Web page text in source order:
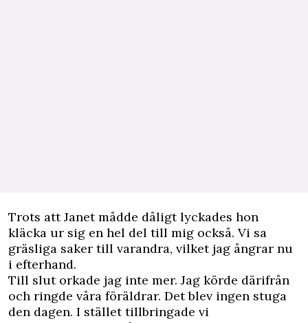
Trots att Janet mådde dåligt lyckades hon
kläcka ur sig en hel del till mig också. Vi sa
gräsliga saker till varandra, vilket jag ångrar nu
i efterhand.
Till slut orkade jag inte mer. Jag körde därifrån
och ringde våra föräldrar. Det blev ingen stuga
den dagen. I stället tillbringade vi